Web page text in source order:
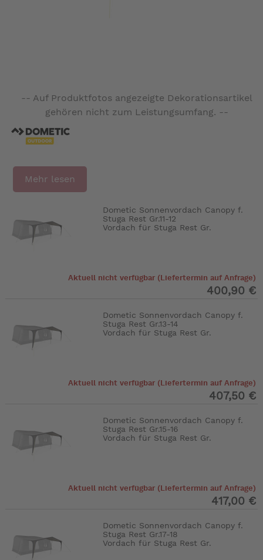
-- Auf Produktfotos angezeigte Dekorationsartikel
gehören nicht zum Leistungsumfang. --
Mehr lesen
Dometic Sonnenvordach Canopy f.
Stuga Rest Gr.11-12
Vordach für Stuga Rest Gr.
Aktuell nicht verfügbar (Liefertermin auf Anfrage)
400,90 €
Dometic Sonnenvordach Canopy f.
Stuga Rest Gr.13-14
Vordach für Stuga Rest Gr.
Aktuell nicht verfügbar (Liefertermin auf Anfrage)
407,50 €
Dometic Sonnenvordach Canopy f.
Stuga Rest Gr.15-16
Vordach für Stuga Rest Gr.
Aktuell nicht verfügbar (Liefertermin auf Anfrage)
417,00 €
Dometic Sonnenvordach Canopy f.
Stuga Rest Gr.17-18
Vordach für Stuga Rest Gr.